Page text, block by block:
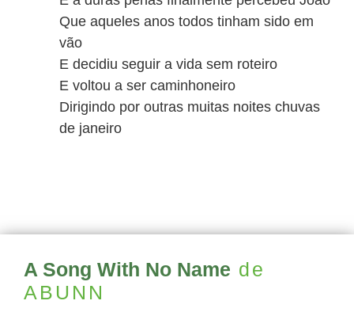
Que aqueles anos todos tinham sido em
vão
E decidiu seguir a vida sem roteiro
E voltou a ser caminhoneiro
Dirigindo por outras muitas noites chuvas
de janeiro
A Song With No Name de
ABUNN